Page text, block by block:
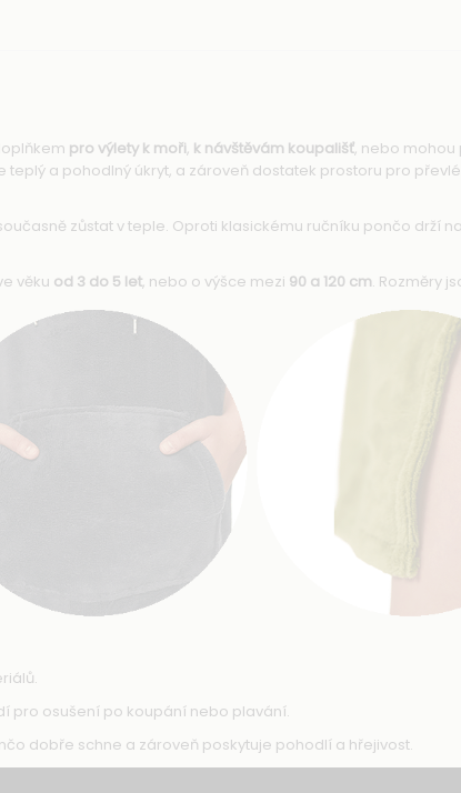
pro výlety k moři, k návštěvám koupališť, nebo mohou
a pohodlný úkryt, a zároveň dostatek prostoru pro
zůstat v teple. Oproti klasickému ručníku pončo drží
věku od 3 do 5 let, nebo o výšce mezi 90 a 120 cm. Rozměry
pro osušení po koupání nebo plavání.
dobře schne a zároveň poskytuje pohodlí a hřejivost.